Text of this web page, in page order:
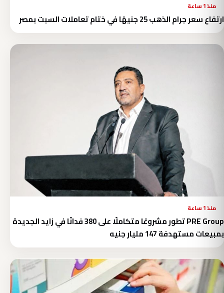
منذ 1 ساعة
ارتفاع سعر جرام الذهب 25 جنيهًا في ختام تعاملات السبت بمصر
منذ 1 ساعة
PRE Group تطور مشروعًا متكاملًا على 380 فدانًا في زايد الجديدة
بمبيعات مستهدفة 147 مليار جنيه